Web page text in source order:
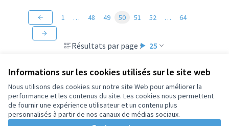
Informations sur les cookies utilisés sur le site web
Nous utilisons des cookies sur notre site Web pour améliorer la
performance et les contenus du site. Les cookies nous permettent
de fournir une expérience utilisateur et un contenu plus
personnalisés à partir de nos canaux de médias sociaux.
Résultats par page : 25
1 … 48 49 50 51 52 … 64
Conditions d'utilisation
Paramètres des cookies